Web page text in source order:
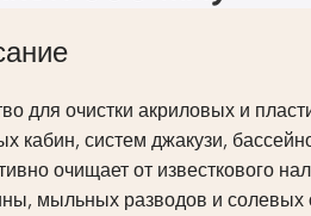
для очистки акриловых и
кабин, систем джакузи,
очищает от известкового
мыльных разводов и солевых